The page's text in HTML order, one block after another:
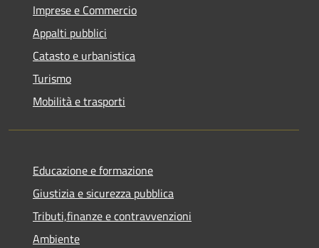
Imprese e Commercio
Appalti pubblici
Catasto e urbanistica
Turismo
Mobilità e trasporti
Educazione e formazione
Giustizia e sicurezza pubblica
Tributi,finanze e contravvenzioni
Ambiente